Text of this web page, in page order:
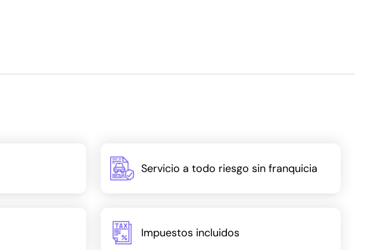
Servicio a todo riesgo sin franquicia
Impuestos incluidos